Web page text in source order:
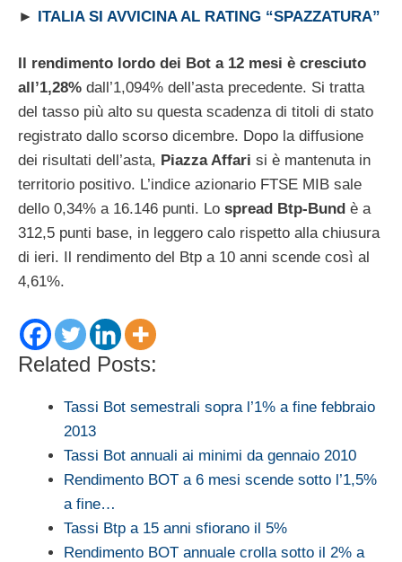
► ITALIA SI AVVICINA AL RATING “SPAZZATURA”
Il rendimento lordo dei Bot a 12 mesi è cresciuto
all’1,28% dall’1,094% dell’asta precedente. Si tratta
del tasso più alto su questa scadenza di titoli di stato
registrato dallo scorso dicembre. Dopo la diffusione
dei risultati dell’asta, Piazza Affari si è mantenuta in
territorio positivo. L’indice azionario FTSE MIB sale
dello 0,34% a 16.146 punti. Lo spread Btp-Bund è a
312,5 punti base, in leggero calo rispetto alla chiusura
di ieri. Il rendimento del Btp a 10 anni scende così al
4,61%.
Related Posts:
Tassi Bot semestrali sopra l’1% a fine febbraio
2013
Tassi Bot annuali ai minimi da gennaio 2010
Rendimento BOT a 6 mesi scende sotto l’1,5%
a fine…
Tassi Btp a 15 anni sfiorano il 5%
Rendimento BOT annuale crolla sotto il 2% a